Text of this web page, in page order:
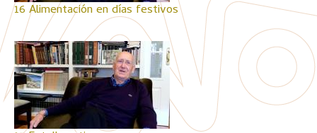
16 Alimentación en días festivos